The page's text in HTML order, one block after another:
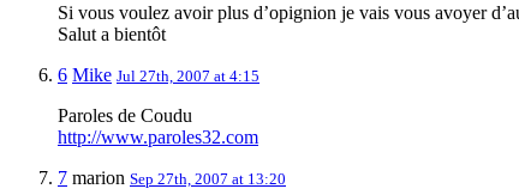
Si vous voulez avoir plus d’opignion je vais vous avoyer
Salut a bientôt
6 Mike Jul 27th, 2007 at 4:15
Paroles de Coudu
http://www.paroles32.com
7 marion Sep 27th, 2007 at 13:20